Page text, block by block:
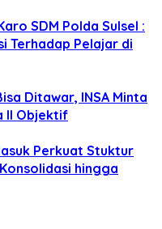
SDM Polda Sulsel :
Terhadap Pelajar di
Ditawar, INSA Minta
II Objektif
Perkuat Stuktur
hingga